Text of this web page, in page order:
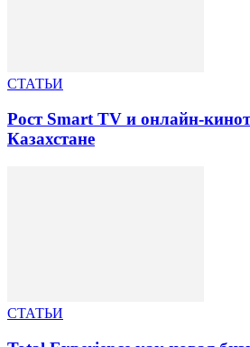
СТАТЬИ
Рост Smart TV и онлайн-
Казахстане
СТАТЬИ